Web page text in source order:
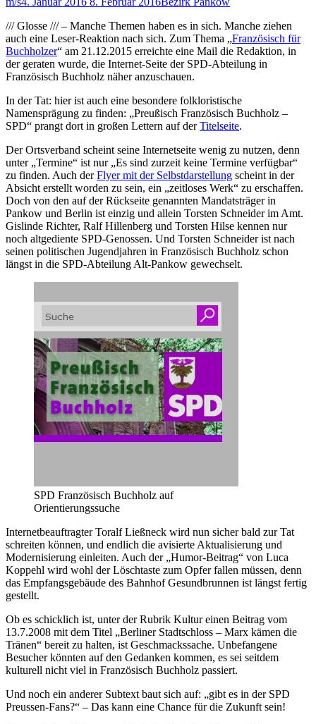
/// Glosse /// – Manche Themen haben es in sich. Manche ziehen
auch eine Leser-Reaktion nach sich. Zum Thema „Französisch für
Buchholzer“ am 21.12.2015 erreichte eine Mail die Redaktion, in
der geraten wurde, die Internet-Seite der SPD-Abteilung in
Französisch Buchholz näher anzuschauen.
In der Tat: hier ist auch eine besondere folkloristische
Namensprägung zu finden: „Preußisch Französisch Buchholz –
SPD“ prangt dort in großen Lettern auf derTitelseite.
Der Ortsverband scheint seine Internetseite wenig zu nutzen, denn
unter „Termine“ ist nur „Es sind zurzeit keine Termine verfügbar“
zu finden. Auch derFlyer mit der Selbstdarstellung scheint in der
Absicht erstellt worden zu sein, ein „zeitloses Werk“ zu erschaffen.
Doch von den auf der Rückseite genannten Mandatsträger in
Pankow und Berlin ist einzig und allein Torsten Schneider im Amt.
Gislinde Richter, Ralf Hillenberg und Torsten Hilse kennen nur
noch altgediente SPD-Genossen. Und Torsten Schneider ist nach
seinen politischen Jugendjahren in Französisch Buchholz schon
längst in die SPD-Abteilung Alt-Pankow gewechselt.
SPD Französisch Buchholz auf
Orientierungssuche
Internetbeauftragter Toralf Ließneck wird nun sicher bald zur Tat
schreiten können, und endlich die avisierte Aktualisierung und
Modernisierung einleiten. Auch der „Humor-Beitrag“ von Luca
Koppehl wird wohl der Löschtaste zum Opfer fallen müssen, denn
das Empfangsgebäude des Bahnhof Gesundbrunnen ist längst fertig
gestellt.
Ob es schicklich ist, unter der Rubrik Kultur einen Beitrag vom
13.7.2008 mit dem Titel „Berliner Stadtschloss – Marx kämen die
Tränen“ bereit zu halten, ist Geschmackssache. Unbefangene
Besucher könnten auf den Gedanken kommen, es sei seitdem
kulturell nicht viel in Französisch Buchholz passiert.
Und noch ein anderer Subtext baut sich auf: „gibt es in der SPD
Preussen-Fans?“ – Das kann eine Chance für die Zukunft sein!